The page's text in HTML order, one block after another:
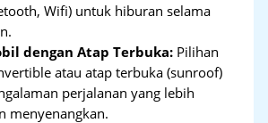
Wifi) untuk hiburan selama
dengan Atap Terbuka: Pilihan
atau atap terbuka (sunroof)
perjalanan yang lebih
menyenangkan.